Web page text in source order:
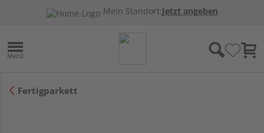
Mein Standort:Jetzt angeben
Fertigparkett